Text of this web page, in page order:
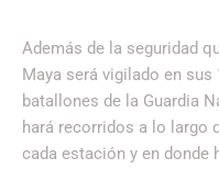
Además de la seguridad
Maya será vigilado en
batallones de la Guardia
hará recorridos a lo largo
cada estación y en donde